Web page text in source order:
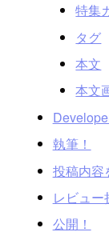
特集
タグ
本文
本文
執筆！
投稿内容
レビュー
公開！